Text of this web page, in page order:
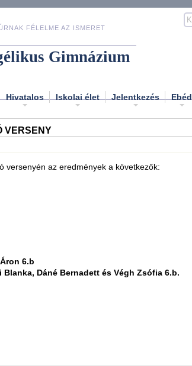
FÉLELME AZ ISMERET
Gimnázium
Hivatalos Iskolai élet Jelentkezés Ebéd
VERSENY
versenyén az eredmények a következők:
6.b
Blanka, Dáné Bernadett és Végh Zsófia 6.b.